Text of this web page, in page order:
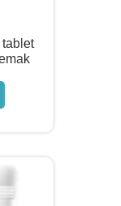
tablet